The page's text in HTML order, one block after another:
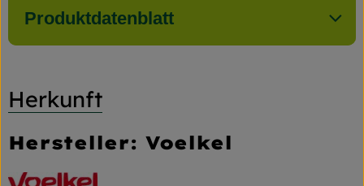
Produktdatenblatt
Herkunft
Hersteller: Voelkel